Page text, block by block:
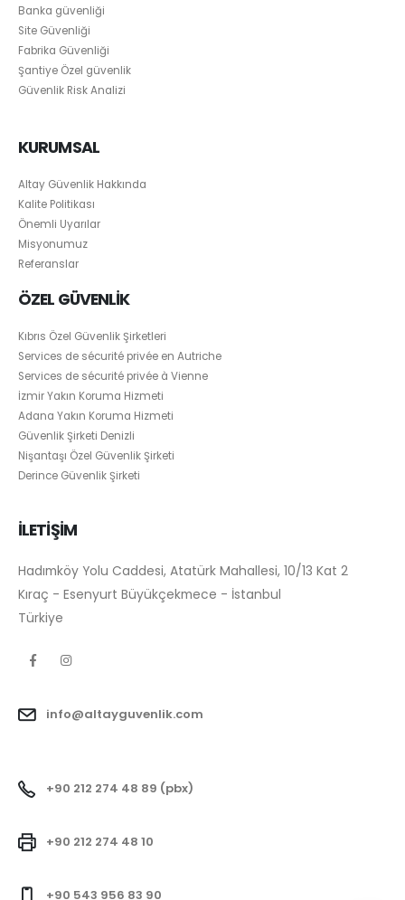
Banka güvenliği
Site Güvenliği
Fabrika Güvenliği
Şantiye Özel güvenlik
Güvenlik Risk Analizi
KURUMSAL
Altay Güvenlik Hakkında
Kalite Politikası
Önemli Uyarılar
Misyonumuz
Referanslar
ÖZEL GÜVENLİK
Kıbrıs Özel Güvenlik Şirketleri
Services de sécurité privée en Autriche
Services de sécurité privée à Vienne
İzmir Yakın Koruma Hizmeti
Adana Yakın Koruma Hizmeti
Güvenlik Şirketi Denizli
Nişantaşı Özel Güvenlik Şirketi
Derince Güvenlik Şirketi
İLETİŞİM
Hadımköy Yolu Caddesi, Atatürk Mahallesi, 10/13 Kat 2
Kıraç - Esenyurt Büyükçekmece - İstanbul
Türkiye
info@altayguvenlik.com
+90 212 274 48 89 (pbx)
+90 212 274 48 10
+90 543 956 83 90